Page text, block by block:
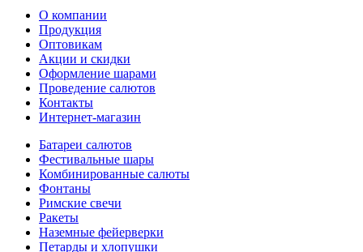
О компании
Продукция
Оптовикам
Акции и скидки
Оформление шарами
Проведение салютов
Контакты
Интернет-магазин
Батареи салютов
Фестивальные шары
Комбиниров­анные салюты
Фонтаны
Римские свечи
Ракеты
Наземные фейерверки
Петарды и хлопушки